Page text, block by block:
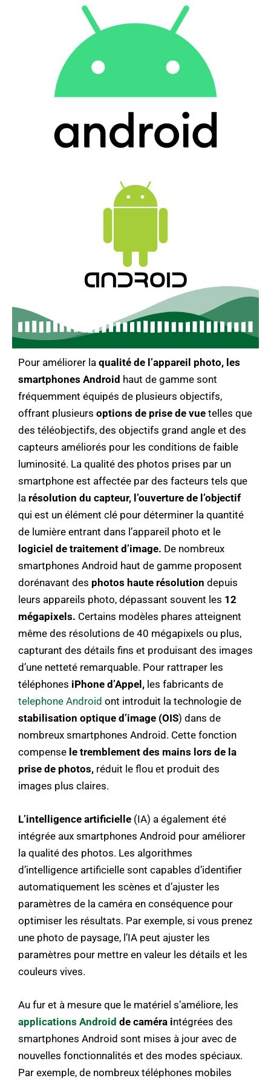
Pour améliorer la qualité de l’appareil photo, les
smartphones Android haut de gamme sont
fréquemment équipés de plusieurs objectifs,
offrant plusieurs options de prise de vue telles que
des téléobjectifs, des objectifs grand angle et des
capteurs améliorés pour les conditions de faible
luminosité. La qualité des photos prises par un
smartphone est affectée par des facteurs tels que
la résolution du capteur, l’ouverture de l’objectif
qui est un élément clé pour déterminer la quantité
de lumière entrant dans l’appareil photo et le
logiciel de traitement d’image. De nombreux
smartphones Android haut de gamme proposent
dorénavant des photos haute résolution depuis
leurs appareils photo, dépassant souvent les 12
mégapixels. Certains modèles phares atteignent
même des résolutions de 40 mégapixels ou plus,
capturant des détails fins et produisant des images
d’une netteté remarquable. Pour rattraper les
téléphones iPhone d’Appel, les fabricants de
telephone Android ont introduit la technologie de
stabilisation optique d’image (OIS) dans de
nombreux smartphones Android. Cette fonction
compense le tremblement des mains lors de la
prise de photos, réduit le flou et produit des
images plus claires.
L’intelligence artificielle (IA) a également été
intégrée aux smartphones Android pour améliorer
la qualité des photos. Les algorithmes
d’intelligence artificielle sont capables d’identifier
automatiquement les scènes et d’ajuster les
paramètres de la caméra en conséquence pour
optimiser les résultats. Par exemple, si vous prenez
une photo de paysage, l’IA peut ajuster les
paramètres pour mettre en valeur les détails et les
couleurs vives.
Au fur et à mesure que le matériel s’améliore, les
applications Android de caméra intégrées des
smartphones Android sont mises à jour avec de
nouvelles fonctionnalités et des modes spéciaux.
Par exemple, de nombreux téléphones mobiles